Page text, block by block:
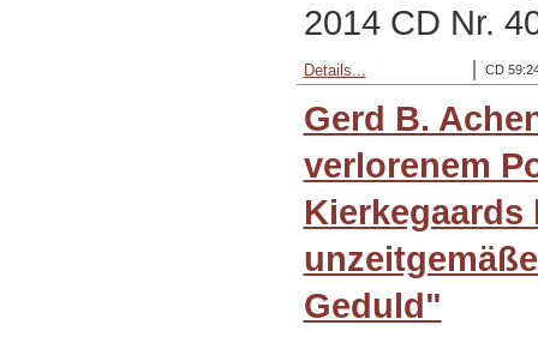
2014 CD Nr.
CD
Details...
Gerd B.
verlorenem
Kierkegaards
Geduld"